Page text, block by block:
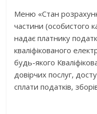
Меню «Стан
частини (особистого
надає платнику
кваліфікованого
будь-якого
довірчих послуг,
сплати податків,